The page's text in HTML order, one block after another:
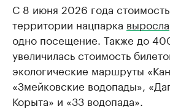
С 8 июня 2026 года
территории нацпарка выросла
одно посещение. Также до
увеличилась стоимость
экологические маршруты
«Змейковские водопады»,
Корыта» и «33 водопада».